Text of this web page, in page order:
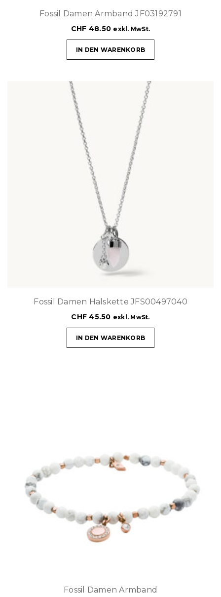
Fossil Damen Armband JF03192791
CHF 48.50 exkl. MwSt.
IN DEN WARENKORB
Fossil Damen Halskette JFS00497040
CHF 45.50 exkl. MwSt.
IN DEN WARENKORB
Fossil Damen Armband